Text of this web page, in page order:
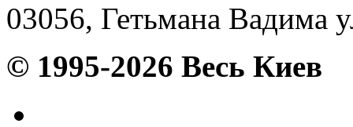
03056, Гетьмана Вадима
© 1995-2026 Весь Киев